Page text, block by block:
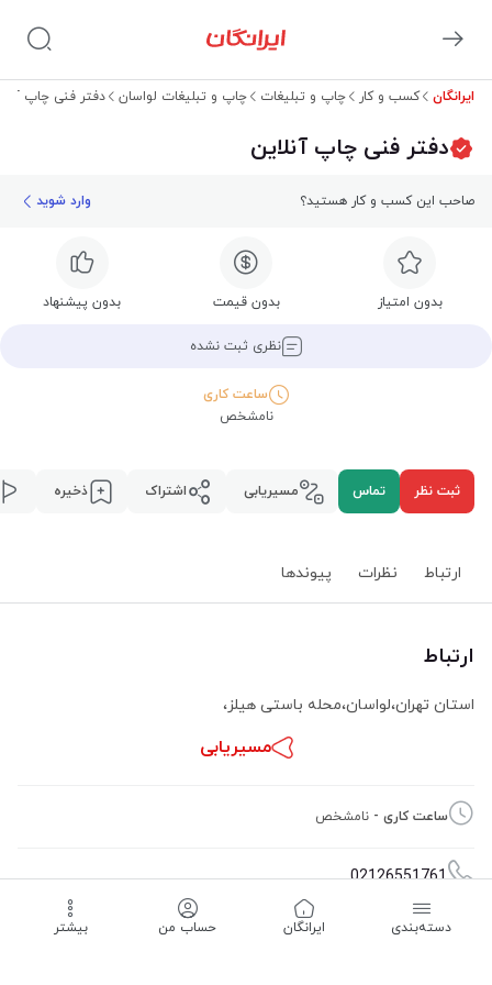
ایرانگان کسب و کار چاپ و تبلیغات چاپ و تبلیغات لواسان دفتر فنی چاپ
دفتر فنی چاپ آنلاین
صاحب این کسب و کار هستید؟ وارد شوید
بدون امتیاز بدون قیمت بدون پیشنهاد
نظری ثبت نشده
ساعت کاری
نامشخص
ثبت نظر تماس مسیریابی اشتراک ذخیره
ارتباط نظرات پیوند‌ها
ارتباط
استان تهران،لواسان،محله باستی هیلز،
مسیریابی
ساعت کاری - نامشخص
02126551761
دسته‌بندی ‌ایرانگان حساب من بیشتر